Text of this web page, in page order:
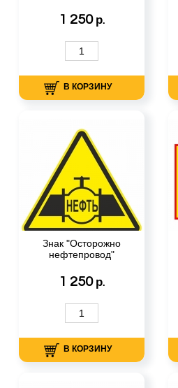
1 250 р.
В КОРЗИНУ
Знак "Осторожно
нефтепровод"
1 250 р.
В КОРЗИНУ